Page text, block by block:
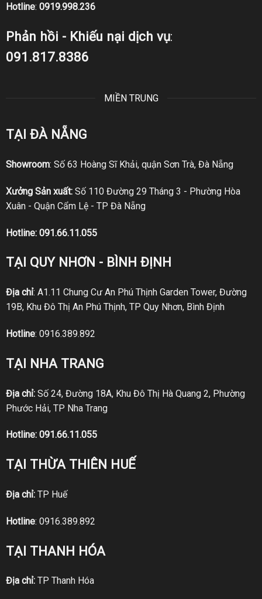
Hotline: 0919.998.236
Phản hồi - Khiếu nại dịch vụ:
091.817.8386
MIỀN TRUNG
TẠI ĐÀ NẴNG
Showroom: Số 63 Hoàng Sĩ Khải, quận Sơn Trà, Đà Nẵng
Xưởng Sản xuất:Số 110 Đường 29 Tháng 3 - Phường Hòa
Xuân - Quận Cẩm Lệ - TP Đà Nẵng
Hotline: 091.66.11.055
TẠI QUY NHƠN - BÌNH ĐỊNH
Địa chỉ: A1.11 Chung Cư An Phú Thịnh Garden Tower, Đường
19B, Khu Đô Thị An Phú Thịnh, TP Quy Nhơn, Bình Định
Hotline: 0916.389.892
TẠI NHA TRANG
Địa chỉ:Số 24, Đường 18A, Khu Đô Thị Hà Quang 2, Phường
Phước Hải, TP Nha Trang
Hotline: 091.66.11.055
TẠI THỪA THIÊN HUẾ
Địa chỉ:TP Huế
Hotline: 0916.389.892
TẠI THANH HÓA
Địa chỉ:TP Thanh Hóa